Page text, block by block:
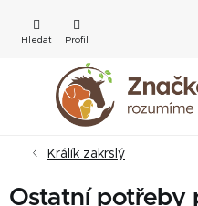
obsah
Králík zakrslý
Ostatní potřeby